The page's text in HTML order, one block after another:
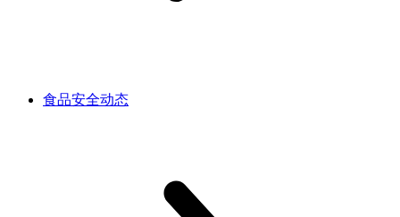
食品安全动态